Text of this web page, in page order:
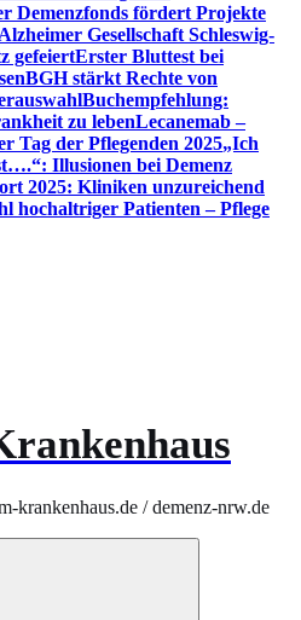
Demenzfonds fördert Projekte
Gesellschaft Schleswig-
gefeiertErster Bluttest bei
BGH stärkt Rechte von
Buchempfehlung:
zu lebenLecanemab –
Tag der Pflegenden 2025„Ich
Illusionen bei Demenz
2025: Kliniken unzureichend
hochaltriger Patienten – Pflege
krankenhaus.de / demenz-nrw.de